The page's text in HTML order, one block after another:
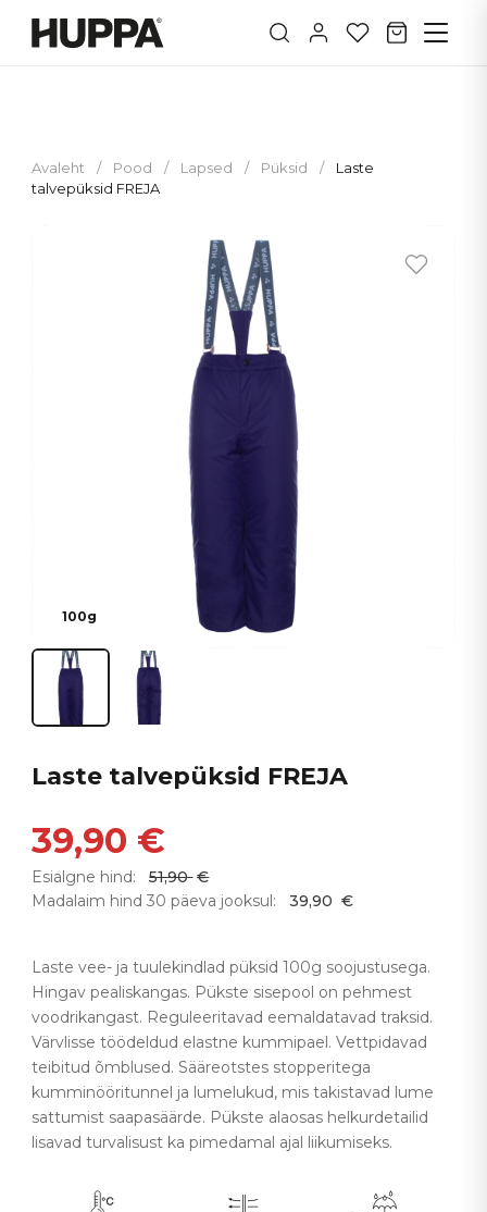
Avaleht / Pood / Lapsed / Püksid /
Laste
talvepüksid FREJA
100g
Laste talvepüksid FREJA
39,90 €
Esialgne hind: 51,90 €
Madalaim hind 30 päeva jooksul:
39,90 €
Laste vee- ja tuulekindlad püksid 100g soojustusega.
Hingav pealiskangas. Pükste sisepool on pehmest
voodrikangast. Reguleeritavad eemaldatavad traksid.
Värvlisse töödeldud elastne kummipael. Vettpidavad
teibitud õmblused. Sääreotstes stopperitega
kumminööritunnel ja lumelukud, mis takistavad lume
sattumist saapasäärde. Pükste alaosas helkurdetailid
lisavad turvalisust ka pimedamal ajal liikumiseks.